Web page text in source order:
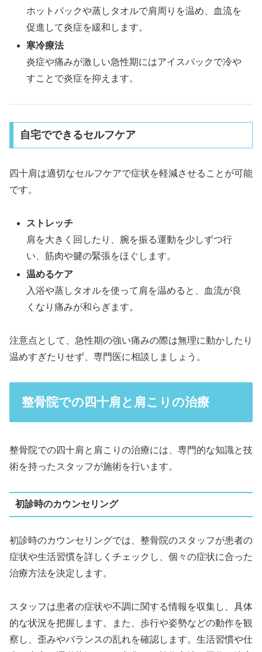
ホットパックや蒸しタオルで肩周りを温め、血流を
促進して炎症を緩和します。
寒冷療法
炎症や痛みが激しい急性期にはアイスパックで冷や
すことで炎症を抑えます。
自宅でできるセルフケア
四十肩は適切なセルフケアで症状を軽減させることが可能
です。
ストレッチ
肩を大きく回したり、腕を振る運動を少しずつ行
い、筋肉や腱の緊張をほぐします。
温めるケア
入浴や蒸しタオルを使って肩を温めると、血流が良
くなり痛みが和らぎます。
注意点として、急性期の強い痛みの際は無理に動かしたり
温めすぎたりせず、専門医に相談しましょう。
整骨院での四十肩と肩こりの治療
整骨院での四十肩と肩こりの治療には、専門的な知識と技
術を持ったスタッフが施術を行います。
初診時のカウンセリング
初診時のカウンセリングでは、整骨院のスタッフが患者の
症状や生活習慣を詳しくチェックし、個々の症状に合った
治療方法を決定します。
スタッフは患者の症状や不調に関する情報を収集し、具体
的な状況を把握します。また、歩行や姿勢などの動作を観
察し、歪みやバランスの乱れを確認します。生活習慣や仕